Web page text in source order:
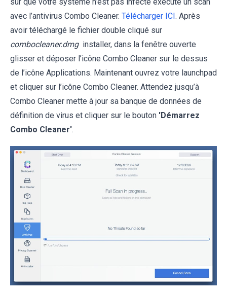
avec l’antivirus Combo Cleaner. Télécharger ICI . Après
avoir téléchargé le fichier double cliqué sur
combocleaner.dmg installer, dans la fenêtre ouverte
glisser et déposer l’icône Combo Cleaner sur le dessus
de l’icône Applications. Maintenant ouvrez votre launchpad
et cliquer sur l’icône Combo Cleaner. Attendez jusqu’à
Combo Cleaner mette à jour sa banque de données de
définition de virus et cliquer sur le bouton 'Démarrez
Combo Cleaner'.